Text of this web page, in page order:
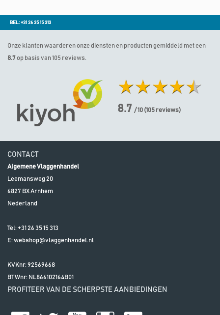
BEL: +31 26 35 15 313
Onze klanten waarderen onze diensten en producten gemiddeld met een
8.7 op basis van 105 reviews.
8.7 / 10 (105 reviews)
CONTACT
Algemene Vlaggenhandel
Leemansweg 20
6827 BXArnhem
Nederland
Tel: +31 26 35 15 313
E:webshop@vlaggenhandel.nl
KVKnr: 92569668
BTWnr: NL866102164B01
PROFITEER VAN DE SCHERPSTE AANBIEDINGEN